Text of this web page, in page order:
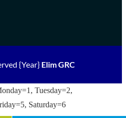
{Year} Elim GRC
Tuesday=2,
Saturday=6